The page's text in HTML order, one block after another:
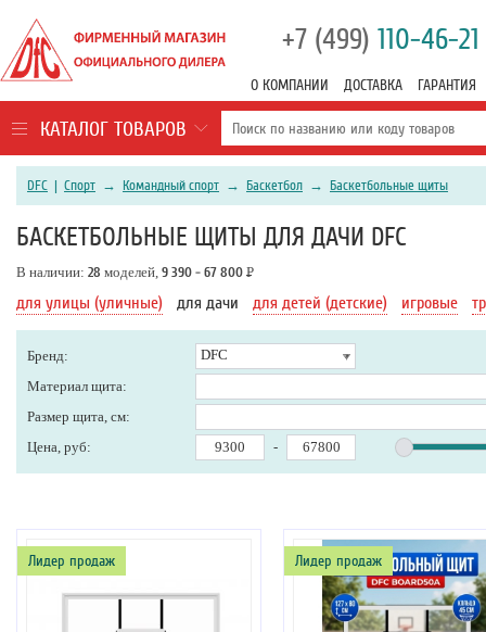
+7 (499) 110-46-21
О КОМПАНИИ ДОСТАВКА ГАРАНТИЯ
КАТАЛОГ ТОВАРОВ
DFC | Спорт → Командный спорт → Баскетбол → Баскетбольные щиты
БАСКЕТБОЛЬНЫЕ ЩИТЫ ДЛЯ ДАЧИ DFC
В наличии: 28 моделей, 9 390 - 67 800 Р
для улицы (уличные) для дачи для детей (детские) игровые
Бренд:
DFC
Материал щита:
Размер щита, см:
Цена, руб:
-
Лидер продаж Лидер продаж